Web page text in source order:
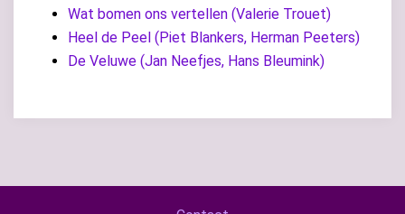
Wat bomen ons vertellen (Valerie Trouet)
Heel de Peel (Piet Blankers, Herman Peeters)
De Veluwe (Jan Neefjes, Hans Bleumink)